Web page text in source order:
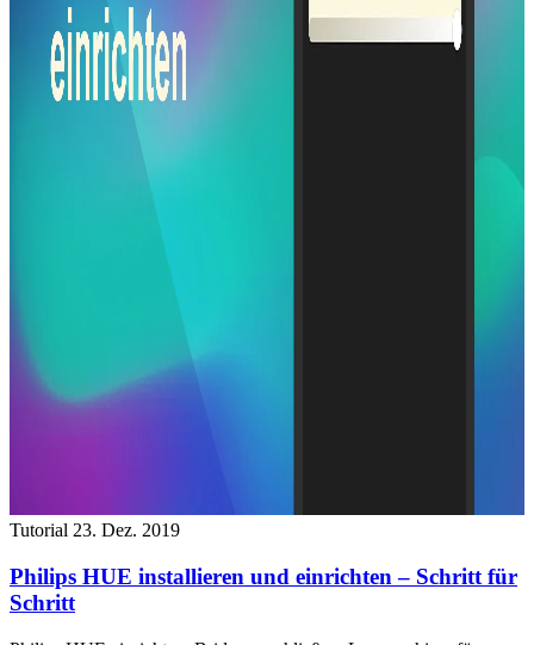
Tutorial 23. Dez. 2019
Philips HUE installieren und einrichten – Schritt für
Schritt